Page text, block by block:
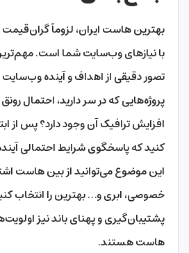
بهترین هاست ایران، لزوماً
با نیازهای وب‌سایت شما است.
تصور دقیقی از اهداف و آینده وب‌سایت
پروژه‌هایی که در سر دارید، احتمال
افزایش ترافیک آن وجود دارد؟ پس از
کنید که پاسخگوی شرایط احتمالی
این موضوع می‌توانید از بین هاست
خصوصی، ابری و… بهترین را انتخاب
پشتیبان‌گیری و پهنای باند نیز
هاست هستند.